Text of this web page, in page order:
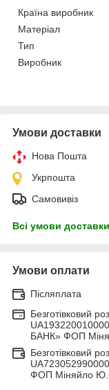
Країна виробник
Матеріал
Тип
Виробник
Умови доставки
Нова Пошта
Укрпошта
Самовивіз
Всі умови доставки
Умови оплати
Післяплата
Безготівковий
БАНК» ФОП
Безготівковий
ФОП Міняйло